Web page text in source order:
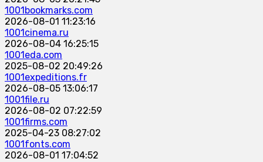
1001bookmarks.com
2026-08-01 11:23:16
1001cinema.ru
2026-08-04 16:25:15
1001eda.com
2025-08-02 20:49:26
1001expeditions.fr
2026-08-05 13:06:17
1001file.ru
2026-08-02 07:22:59
1001firms.com
2025-04-23 08:27:02
1001fonts.com
2026-08-01 17:04:52